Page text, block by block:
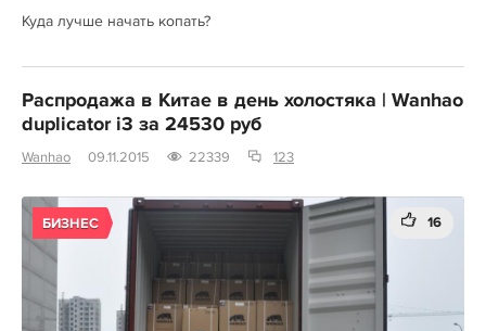
Куда лучше начать копать?
Распродажа в Китае в день холостяка | Wanhao
duplicator i3 за 24530 руб
Wanhao 09.11.2015 22339 123
БИЗНЕС 16